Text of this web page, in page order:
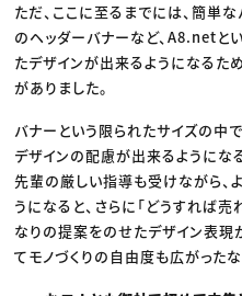
ただ、ここに至るまでには、簡単
のヘッダーバナーなど、A8.netと
たデザインが出来るようになるた
がありました。
バナーという限られたサイズの中
デザインの配慮が出来るようになる
先輩の厳しい指導も受けながら、
うになると、さらに「どうすれば
なりの提案をのせたデザイン表現
てモノづくりの自由度も広がった